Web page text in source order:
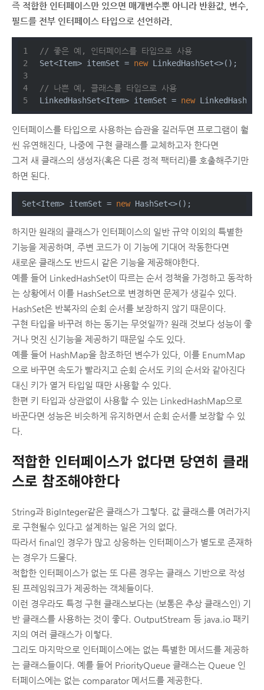
즉 적합한 인터페이스만 있으면 매개변수뿐 아니라 반환값, 변수,
필드를 전부 인터페이스 타입으로 선언하라.
// 좋은 예, 인터페이스를 타입으로 사용
Set<Item> itemSet = new LinkedHashSet<>();
// 나쁜 예, 클래스를 타입으로 사용
LinkedHashSet<Item> itemSet = new
인터페이스를 타입으로 사용하는 습관을 길러두면 프로그램이 훨
씬 유연해진다, 나중에 구현 클래스를 교체하고자 한다면
그저 새 클래스의 생성자(혹은 다른 정적 팩터리)를 호출해주기만
하면 된다.
Set<Item> itemSet = new HashSet<>();
하지만 원래의 클래스가 인터페이스의 일반 규약 이외의 특별한
기능을 제공하며, 주변 코드가 이 기능에 기대어 작동한다면
새로운 클래스도 반드시 같은 기능을 제공해야한다.
예를 들어 LinkedHashSet이 따르는 순서 정책을 가정하고 동작하
는 상황에서 이를 HashSet으로 변경하면 문제가 생길수 있다.
HashSet은 반복자의 순회 순서를 보장하지 않기 때문이다.
구현 타입을 바꾸려 하는 동기는 무엇일까? 원래 것보다 성능이 좋
거나 멋진 신기능을 제공하기 때문일 수도 있다.
예를 들어 HashMap을 참조하던 변수가 있다, 이를 EnumMap
으로 바꾸면 속도가 빨라지고 순회 순서도 키의 순서와 같아진다
대신 키가 열거 타입일 때만 사용할 수 있다.
한편 키 타입과 상관없이 사용할 수 있는 LinkedHashMap으로
바꾼다면 성능은 비슷하게 유지하면서 순회 순서를 보장할 수 있
다.
적합한 인터페이스가 없다면 당연히 클래
스로 참조해야한다
String과 BigInteger같은 클래스가 그렇다. 값 클래스를 여러가지
로 구현될수 있다고 설계하는 일은 거의 없다.
따라서 final인 경우가 많고 상응하는 인터페이스가 별도로 존재하
는 경우가 드물다.
적합한 인터페이스가 없는 또 다른 경우는 클래스 기반으로 작성
된 프레임워크가 제공하는 객체들이다.
이런 경우라도 특정 구현 클래스보다는 (보통은 추상 클래스인) 기
반 클래스를 사용하는 것이 좋다. OutputStream 등 java.io 패키
지의 여러 클래스가 이렇다.
그리도 마지막으로 인터페이스에는 없는 특별한 메서드를 제공하
는 클래스들이다. 예를 들어 PriorityQueue 클래스는 Queue 인
터페이스에는 없는 comparator 메서드를 제공한다.